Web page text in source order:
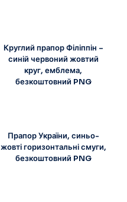
Круглий прапор Філіппін –
синій червоний жовтий
круг, емблема,
безкоштовний PNG
Прапор України, синьо-
жовті горизонтальні смуги,
безкоштовний PNG